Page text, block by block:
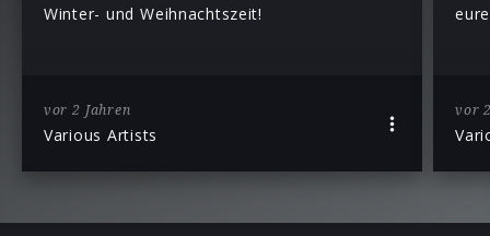
Winter- und Weihnachtszeit!
vor 2 Jahren
Various Artists
vor